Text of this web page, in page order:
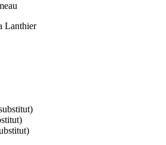
Lanthier